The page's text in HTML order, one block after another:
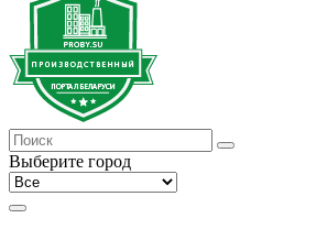
Выберите город